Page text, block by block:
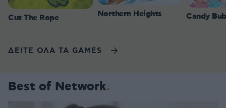
Cut The Rope Northern Heights Candy
ΔΕΙΤΕ ΟΛΑ ΤΑ GAMES
Best of Network